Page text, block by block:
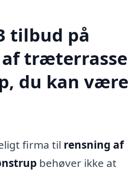
tilbud på
træterrasse
du kan være
firma til rensning af
behøver ikke at